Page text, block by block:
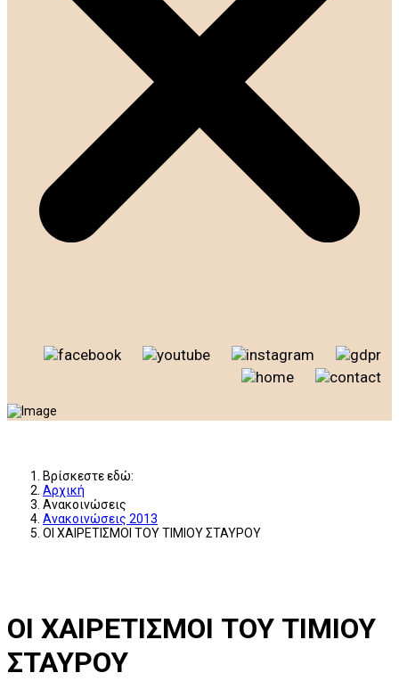
Βρίσκεστε εδώ:
Αρχική
Ανακοινώσεις
Ανακοινώσεις 2013
ΟΙ ΧΑΙΡΕΤΙΣΜΟΙ ΤΟΥ ΤΙΜΙΟΥ ΣΤΑΥΡΟΥ
ΟΙ ΧΑΙΡΕΤΙΣΜΟΙ ΤΟΥ ΤΙΜΙΟΥ
ΣΤΑΥΡΟΥ